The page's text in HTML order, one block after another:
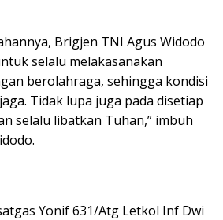
Brigjen TNI Agus Widodo
selalu melakasanakan
berolahraga, sehingga kondisi
Tidak lupa juga pada disetiap
selalu libatkan Tuhan,” imbuh
Yonif 631/Atg Letkol Inf Dwi